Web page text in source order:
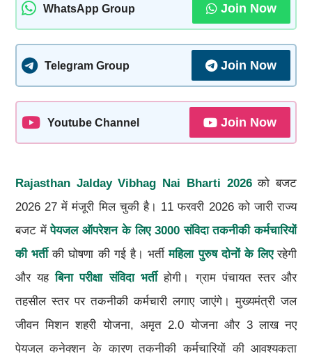
WhatsApp Group Join Now
Telegram Group Join Now
Youtube Channel Join Now
Rajasthan Jalday Vibhag Nai Bharti 2026को बजट
2026 27 में मंजूरी मिल चुकी है। 11 फरवरी 2026 को जारी राज्य
बजट मेंपेयजल ऑपरेशन के लिए 3000 संविदा तकनीकी कर्मचारियों
की भर्तीकी घोषणा की गई है। भर्तीमहिला पुरुष दोनों के लिएरहेगी
और यहबिना परीक्षा संविदा भर्तीहोगी। ग्राम पंचायत स्तर और
तहसील स्तर पर तकनीकी कर्मचारी लगाए जाएंगे। मुख्यमंत्री जल
जीवन मिशन शहरी योजना, अमृत 2.0 योजना और 3 लाख नए
पेयजल कनेक्शन के कारण तकनीकी कर्मचारियों की आवश्यकता